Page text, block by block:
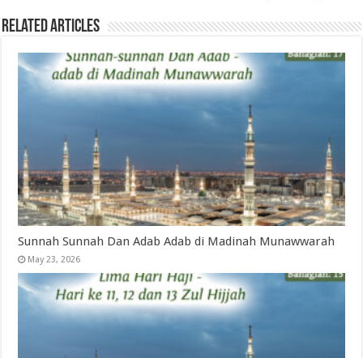
Related Articles
Sunnah Sunnah Dan Adab Adab di Madinah Munawwarah
May 23, 2026